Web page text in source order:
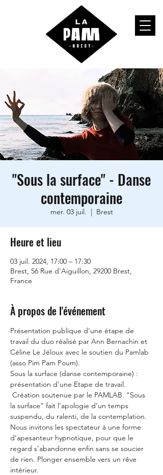
"Sous la surface" - Danse
contemporaine
mer. 03 juil.
  |
Brest
Heure et lieu
03 juil. 2024, 17:00 – 17:30
Brest, 56 Rue d'Aiguillon, 29200 Brest,
France
À propos de l'événement
Présentation publique d'une étape de
travail du duo réalisé par Ann Bernachin et
Céline Le Jéloux avec le soutien du Pamlab
(asso Pim Pam Poum).
Sous la surface (danse contemporaine) :
présentation d'une Etape de travail.
Création soutenue par le PAMLAB. “Sous
la surface” fait l’apologie d’un temps
suspendu, du ralenti, de la contemplation.
Nous invitons les spectateur à une forme
d’apesanteur hypnotique, pour que le
regard s’abandonne enfin sans se soucier
de rien. Plonger ensemble vers un rêve
intérieur.